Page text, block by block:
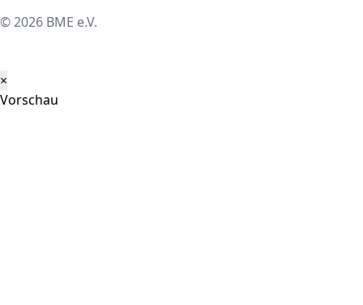
© 2026 BME e.V.
×
Vorschau